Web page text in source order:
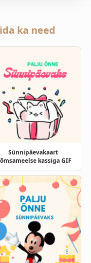
ka need
Sünnipäevakaart
kassiga GIF